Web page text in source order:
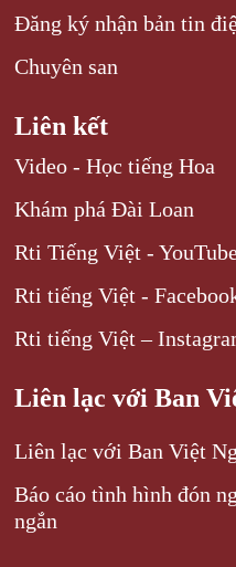
Đăng ký nhận bản tin
Chuyên san
Liên kết
Video - Học tiếng Hoa
Khám phá Đài Loan
Rti Tiếng Việt -
Rti tiếng Việt -
Rti tiếng Việt –
Liên lạc với Ban
Liên lạc với Ban Việt
Báo cáo tình hình đón
ngắn